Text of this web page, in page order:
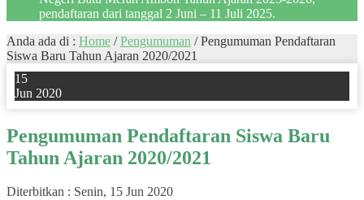
pendaftaran dari tanggal 2 Juni – 11 Juli 2025.
Anda ada di : Home /Pengumuman /Pengumuman Pendaftaran
Siswa Baru Tahun Ajaran 2020/2021
15
Jun 2020
Pengumuman Pendaftaran Siswa Baru
Tahun Ajaran 2020/2021
Diterbitkan : Senin, 15 Jun 2020